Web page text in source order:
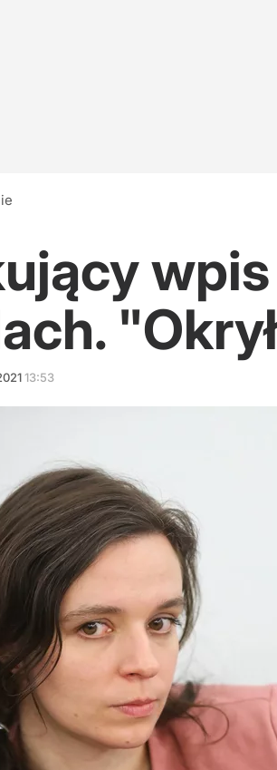
13:53